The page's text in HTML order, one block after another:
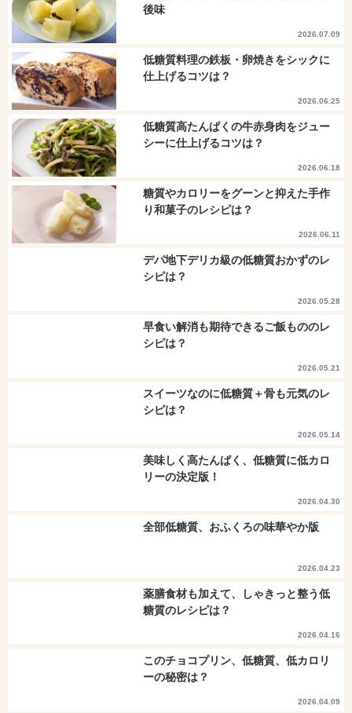
後味
2026.07.09
低糖質料理の鉄板・卵焼きをシックに
仕上げるコツは？
2026.06.25
低糖質高たんぱくの牛赤身肉をジュー
シーに仕上げるコツは？
2026.06.18
糖質やカロリーをグーンと抑えた手作
り和菓子のレシピは？
2026.06.11
デパ地下デリカ級の低糖質おかずのレ
シピは？
2026.05.28
早食い解消も期待できるご飯もののレ
シピは？
2026.05.21
スイーツなのに低糖質＋骨も元気のレ
シピは？
2026.05.14
美味しく高たんぱく、低糖質に低カロ
リーの決定版！
2026.04.30
全部低糖質、おふくろの味華やか版
2026.04.23
薬膳食材も加えて、しゃきっと整う低
糖質のレシピは？
2026.04.16
このチョコプリン、低糖質、低カロリ
ーの秘密は？
2026.04.09